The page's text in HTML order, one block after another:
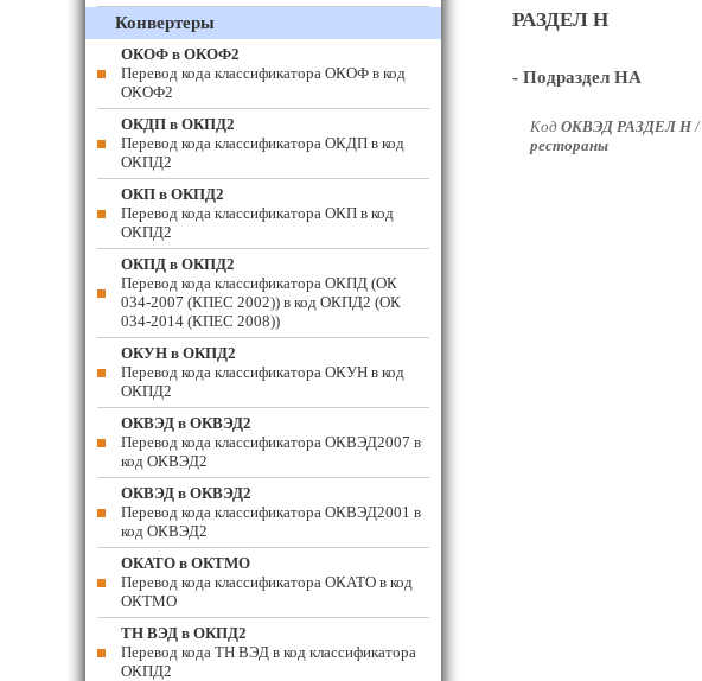
РАЗДЕЛ H
- Подраздел HА
Код ОКВЭД РАЗДЕЛ H/
рестораны
Конвертеры
ОКОФ в ОКОФ2
Перевод кода классификатора ОКОФ в код
ОКОФ2
ОКДП в ОКПД2
Перевод кода классификатора ОКДП в код
ОКПД2
ОКП в ОКПД2
Перевод кода классификатора ОКП в код
ОКПД2
ОКПД в ОКПД2
Перевод кода классификатора ОКПД (ОК
034-2007 (КПЕС 2002)) в код ОКПД2 (ОК
034-2014 (КПЕС 2008))
ОКУН в ОКПД2
Перевод кода классификатора ОКУН в код
ОКПД2
ОКВЭД в ОКВЭД2
Перевод кода классификатора ОКВЭД2007 в
код ОКВЭД2
ОКВЭД в ОКВЭД2
Перевод кода классификатора ОКВЭД2001 в
код ОКВЭД2
ОКАТО в ОКТМО
Перевод кода классификатора ОКАТО в код
ОКТМО
ТН ВЭД в ОКПД2
Перевод кода ТН ВЭД в код классификатора
ОКПД2